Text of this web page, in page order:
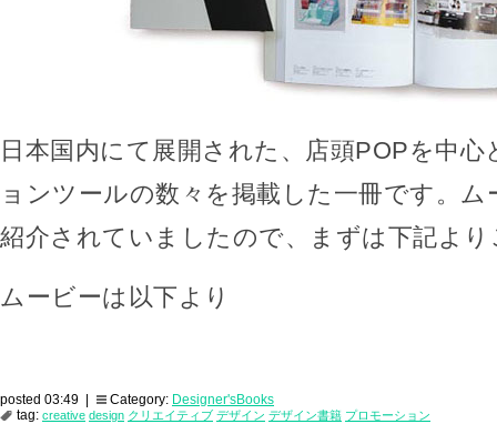
日本国内にて展開された、店頭POPを中
ョンツールの数々を掲載した一冊です。
紹介されていましたので、まずは下記よ
ムービーは以下より
posted 03:49 | Category: Designer'sBooks
tag: creative design クリエイティブ デザイン デザイン書籍 プロモーション